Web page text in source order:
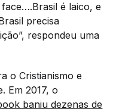
é laico, e
precisa
respondeu uma
o Cristianismo e
Em 2017, o
baniu dezenas de